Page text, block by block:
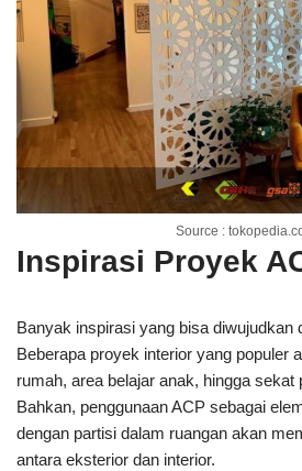
Source :
Inspirasi Proyek
Banyak inspirasi yang bisa diwujudkan
Beberapa proyek interior yang populer
rumah, area belajar anak, hingga sekat
Bahkan, penggunaan ACP sebagai
dengan partisi dalam ruangan akan
antara eksterior dan interior.